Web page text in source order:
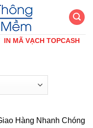
IN MÃ VẠCH TOPCASH
Hàng Nhanh Chóng